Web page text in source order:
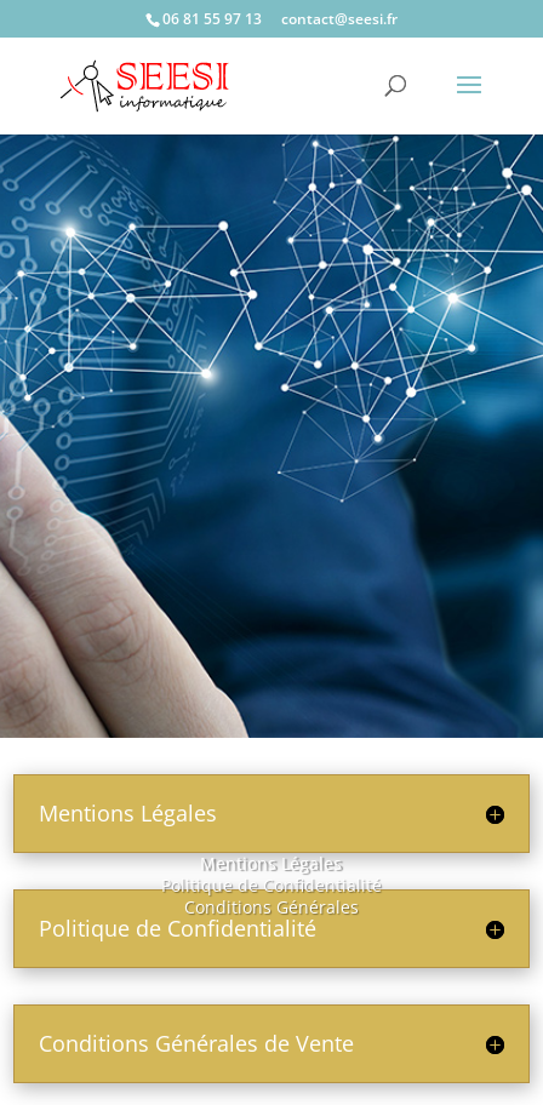
06 81 55 97 13 rf.is
ees@t
catno
c
Mentions Légales
Politique de Confidentialité
Conditions Générales
Mentions Légales
Politique de Confidentialité
Conditions Générales de Vente